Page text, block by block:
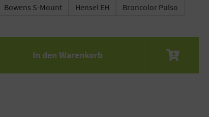
Bowens S-Mount Hensel EH Broncolor Pulso
gewünschten Wert ein oder benutze
In den Warenkorb